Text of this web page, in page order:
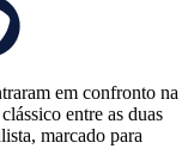
em confronto na
entre as duas
marcado para